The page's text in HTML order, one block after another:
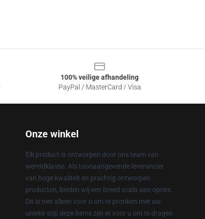
100% veilige afhandeling
PayPal / MasterCard / Visa
Onze winkel
Elk product is ontworpen door ons team van
wereldklasse. Als toonaangevende leverancier
van hoge kwaliteit en prachtig ontworpen
producten, bieden wij een breed scala aan opties.
Dit is niet alleen voor u om te pronken met uw
unieke stijl; deze items zijn er voor u om te dragen